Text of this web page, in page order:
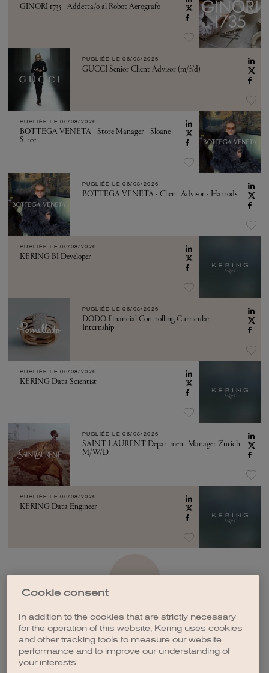
GINORI 1735 - Addetta/o al Robot Aerografo
PUBLIÉE LE 06/08/2026
GUCCI Senior Client Advisor (m/f/d)
PUBLIÉE LE 06/08/2026
BOTTEGA VENETA - Store Manager - Sloane
Street
PUBLIÉE LE 06/08/2026
BOTTEGA VENETA - Client Advisor - Harrods
PUBLIÉE LE 06/08/2026
KERING BI Developer
PUBLIÉE LE 06/08/2026
DODO Financial Controlling Curricular
Internship
PUBLIÉE LE 06/08/2026
KERING Data Scientist
PUBLIÉE LE 06/08/2026
SAINT LAURENT Department Manager Zurich
M/W/D
PUBLIÉE LE 06/08/2026
KERING Data Engineer
CRÉER UNE ALERTE
Cookie consent
In addition to the cookies that are strictly necessary
for the operation of this website, Kering uses cookies
and other tracking tools to measure our website
performance and to improve our understanding of
your interests.